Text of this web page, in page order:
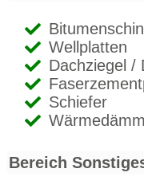
Wellplatten
Dachziegel /
Schiefer
Bereich